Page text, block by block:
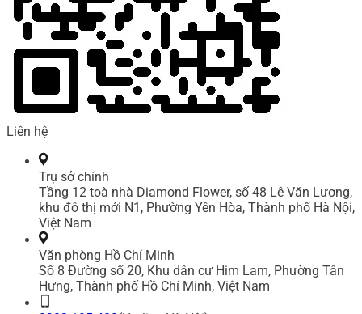
Liên hệ
Trụ sở chính
Tầng 12 toà nhà Diamond Flower, số 48 Lê Văn Lương,
khu đô thị mới N1, Phường Yên Hòa, Thành phố Hà Nội,
Việt Nam
Văn phòng Hồ Chí Minh
Số 8 Đường số 20, Khu dân cư Him Lam, Phường Tân
Hưng, Thành phố Hồ Chí Minh, Việt Nam